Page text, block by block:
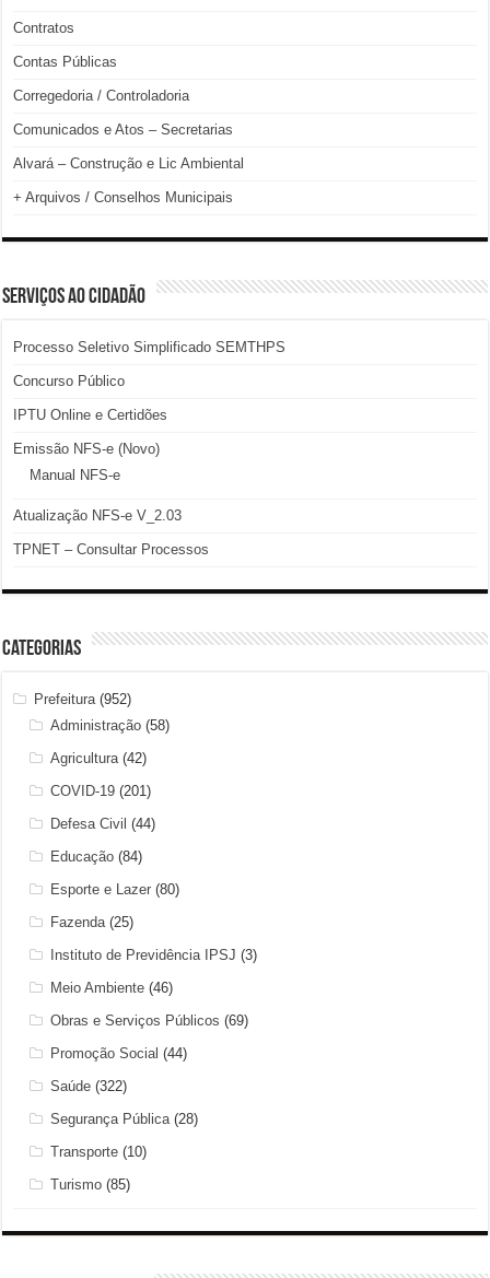
Contratos
Contas Públicas
Corregedoria / Controladoria
Comunicados e Atos – Secretarias
Alvará – Construção e Lic Ambiental
+ Arquivos / Conselhos Municipais
SERVIÇOS AO CIDADÃO
Processo Seletivo Simplificado SEMTHPS
Concurso Público
IPTU Online e Certidões
Emissão NFS-e (Novo)
Manual NFS-e
Atualização NFS-e V_2.03
TPNET – Consultar Processos
Categorias
Prefeitura (952)
Administração (58)
Agricultura (42)
COVID-19 (201)
Defesa Civil (44)
Educação (84)
Esporte e Lazer (80)
Fazenda (25)
Instituto de Previdência IPSJ (3)
Meio Ambiente (46)
Obras e Serviços Públicos (69)
Promoção Social (44)
Saúde (322)
Segurança Pública (28)
Transporte (10)
Turismo (85)